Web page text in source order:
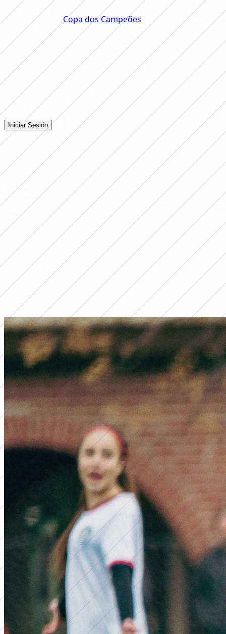
oportunidade de enfrentar os melhores de outros
continentes naCopa dos Campeões , que terá sua
inauguração no próximo ano.
Comentarios
Iniciá sesión para dejar tu comentario en la nota.
Iniciar Sesión
Todavía no hay comentarios. ¡Sé el primero en opinar!
Publicidade
LO MÁS LEÍDO